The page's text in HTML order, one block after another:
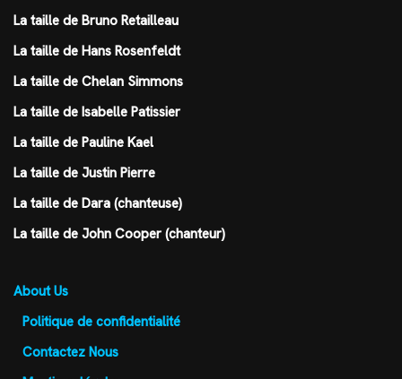
La taille de Bruno Retailleau
La taille de Hans Rosenfeldt
La taille de Chelan Simmons
La taille de Isabelle Patissier
La taille de Pauline Kael
La taille de Justin Pierre
La taille de Dara (chanteuse)
La taille de John Cooper (chanteur)
About Us
Politique de confidentialité
Contactez Nous